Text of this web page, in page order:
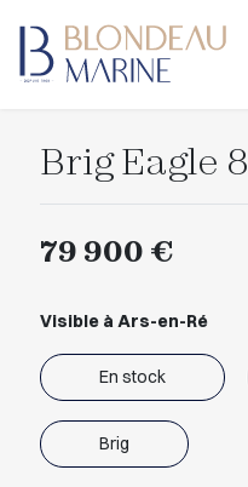
Brig Eagle 8
79 900 €
Visible à Ars-en-Ré
En stock
Brig